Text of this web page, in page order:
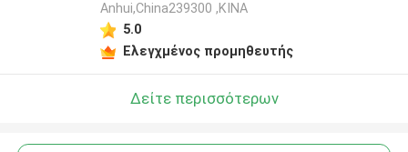
Anhui,China239300 ,ΚΙΝΑ
5.0
Ελεγχμένος προμηθευτής
Δείτε περισσότερων